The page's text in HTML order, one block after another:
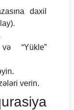
daxil
“Yükle”
verin.